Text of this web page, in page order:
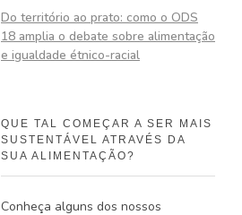
Do território ao prato: como o ODS
18 amplia o debate sobre alimentação
e igualdade étnico-racial
QUE TAL COMEÇAR A SER MAIS
SUSTENTÁVEL ATRAVÉS DA
SUA ALIMENTAÇÃO?
Conheça alguns dos nossos